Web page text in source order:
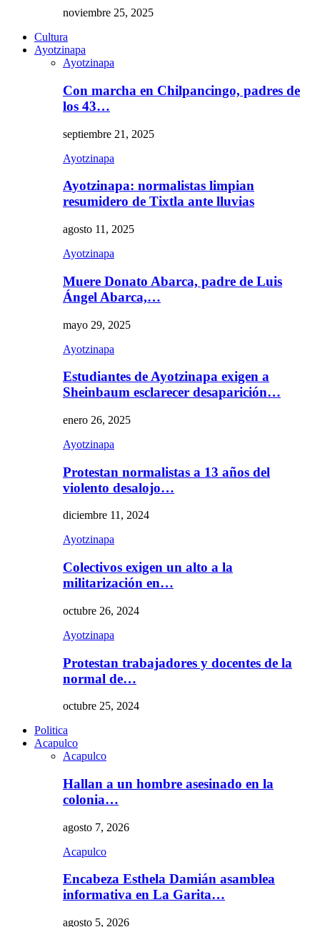
noviembre 25, 2025
Cultura
Ayotzinapa
Ayotzinapa
Con marcha en Chilpancingo, padres de
los 43…
septiembre 21, 2025
Ayotzinapa
Ayotzinapa: normalistas limpian
resumidero de Tixtla ante lluvias
agosto 11, 2025
Ayotzinapa
Muere Donato Abarca, padre de Luis
Ángel Abarca,…
mayo 29, 2025
Ayotzinapa
Estudiantes de Ayotzinapa exigen a
Sheinbaum esclarecer desaparición…
enero 26, 2025
Ayotzinapa
Protestan normalistas a 13 años del
violento desalojo…
diciembre 11, 2024
Ayotzinapa
Colectivos exigen un alto a la
militarización en…
octubre 26, 2024
Ayotzinapa
Protestan trabajadores y docentes de la
normal de…
octubre 25, 2024
Politica
Acapulco
Acapulco
Hallan a un hombre asesinado en la
colonia…
agosto 7, 2026
Acapulco
Encabeza Esthela Damián asamblea
informativa en La Garita…
agosto 5, 2026